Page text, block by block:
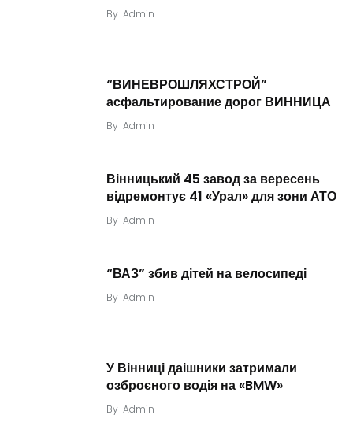
By Admin
“ВИНЕВРОШЛЯХСТРОЙ”
асфальтирование дорог ВИННИЦА
By Admin
Вінницький 45 завод за вересень
відремонтує 41 «Урал» для зони АТО
By Admin
“ВАЗ” збив дітей на велосипеді
By Admin
У Вінниці даішники затримали
озброєного водія на «BMW»
By Admin